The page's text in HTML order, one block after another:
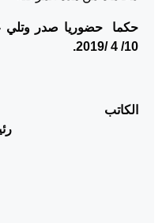
حكما حضوريا صدر وتلي
10/ 4 /2019.
رئيس